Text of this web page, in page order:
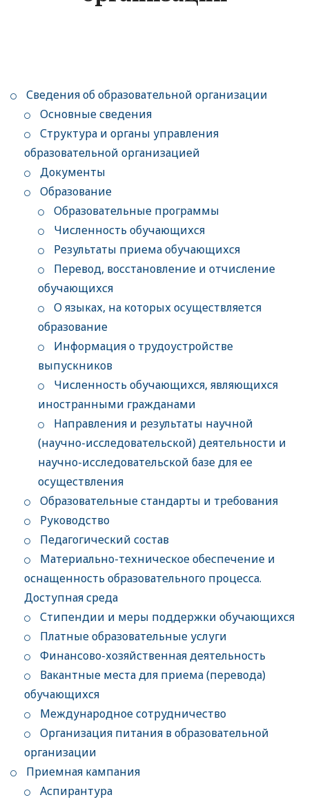
Сведения об образовательной организации
Основные сведения
Структура и органы управления
образовательной организацией
Документы
Образование
Образовательные программы
Численность обучающихся
Результаты приема обучающихся
Перевод, восстановление и отчисление
обучающихся
О языках, на которых осуществляется
образование
Информация о трудоустройстве
выпускников
Численность обучающихся, являющихся
иностранными гражданами
Направления и результаты научной
(научно-исследовательской) деятельности и
научно-исследовательской базе для ее
осуществления
Образовательные стандарты и требования
Руководство
Педагогический состав
Материально-техническое обеспечение и
оснащенность образовательного процесса.
Доступная среда
Стипендии и меры поддержки обучающихся
Платные образовательные услуги
Финансово-хозяйственная деятельность
Вакантные места для приема (перевода)
обучающихся
Международное сотрудничество
Организация питания в образовательной
организации
Приемная кампания
Аспирантура